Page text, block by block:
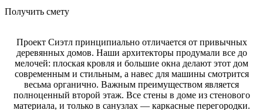
Получить смету
Проект Сиэтл принципиально отличается от привычных
деревянных домов. Наши архитекторы продумали все до
мелочей: плоская кровля и большие окна делают этот дом
современным и стильным, а навес для машины смотрится
весьма органично. Важным преимуществом является
полноценный второй этаж. Все стены в доме из стенового
материала, и только в санузлах — каркасные перегородки.